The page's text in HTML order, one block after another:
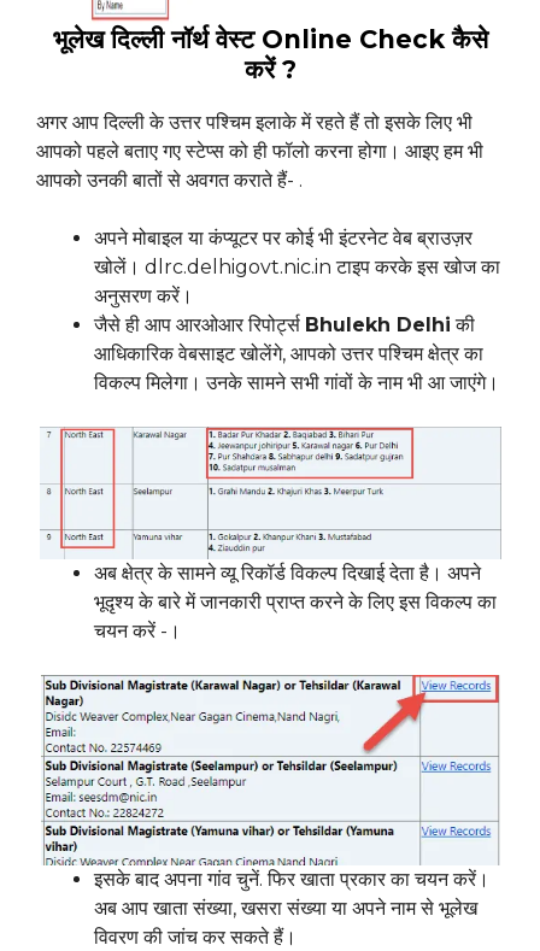
भूलेख दिल्ली नॉर्थ वेस्ट Online Check कैसे
करें ?
अगर आप दिल्ली के उत्तर पश्चिम इलाके में रहते हैं तो इसके लिए भी
आपको पहले बताए गए स्टेप्स को ही फॉलो करना होगा। आइए हम भी
आपको उनकी बातों से अवगत कराते हैं- .
अपने मोबाइल या कंप्यूटर पर कोई भी इंटरनेट वेब ब्राउज़र
खोलें। dlrc.delhigovt.nic.in टाइप करके इस खोज का
अनुसरण करें।
जैसे ही आप आरओआर रिपोर्ट्स Bhulekh Delhi की
आधिकारिक वेबसाइट खोलेंगे, आपको उत्तर पश्चिम क्षेत्र का
विकल्प मिलेगा। उनके सामने सभी गांवों के नाम भी आ जाएंगे।
अब क्षेत्र के सामने व्यू रिकॉर्ड विकल्प दिखाई देता है। अपने
भूदृश्य के बारे में जानकारी प्राप्त करने के लिए इस विकल्प का
चयन करें -।
इसके बाद अपना गांव चुनें. फिर खाता प्रकार का चयन करें।
अब आप खाता संख्या, खसरा संख्या या अपने नाम से भूलेख
विवरण की जांच कर सकते हैं।